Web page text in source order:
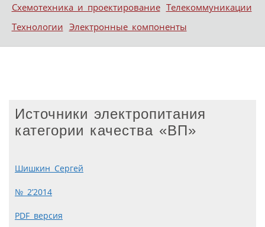
Схемотехника и проектирование Телекоммуникации
Технологии Электронные компоненты
Источники электропитания
категории качества «ВП»
Шишкин Сергей
№ 2’2014
PDF версия